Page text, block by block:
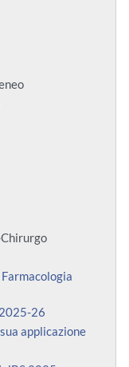
26
applicazione